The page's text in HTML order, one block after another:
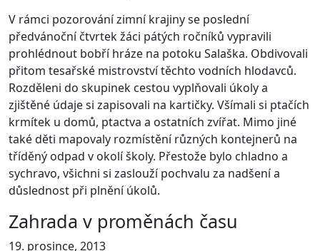
V rámci pozorování zimní krajiny se poslední
předvánoční čtvrtek žáci pátých ročníků vypravili
prohlédnout bobří hráze na potoku Salaška. Obdivovali
přitom tesařské mistrovství těchto vodních hlodavců.
Rozděleni do skupinek cestou vyplňovali úkoly a
zjištěné údaje si zapisovali na kartičky. Všímali si ptačích
krmítek u domů, ptactva a ostatních zvířat. Mimo jiné
také děti mapovaly rozmístění různých kontejnerů na
tříděný odpad v okolí školy. Přestože bylo chladno a
sychravo, všichni si zaslouží pochvalu za nadšení a
důslednost při plnění úkolů.
Zahrada v proměnách času
19. prosince, 2013